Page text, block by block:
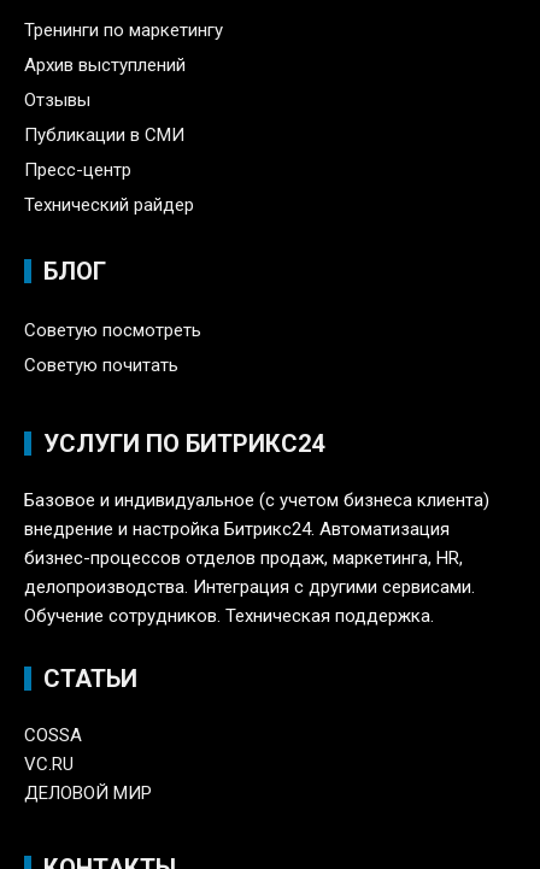
Тренинги по маркетингу
Архив выступлений
Отзывы
Публикации в СМИ
Пресс-центр
Технический райдер
БЛОГ
Советую посмотреть
Советую почитать
УСЛУГИ ПО БИТРИКС24
Базовое и индивидуальное (с учетом бизнеса клиента)
внедрение и настройка Битрикс24. Автоматизация
бизнес-процессов отделов продаж, маркетинга, HR,
делопроизводства. Интеграция с другими сервисами.
Обучение сотрудников. Техническая поддержка.
СТАТЬИ
COSSA
VC.RU
ДЕЛОВОЙ МИР